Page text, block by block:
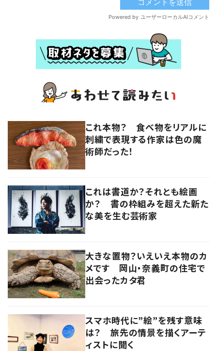
これ本物？ 食べ物をリアルに
刺繍で表現する作家は色の魔
術師だった！
これは書道か？それとも絵画
か？ 書の枠組みを超えた新た
な美を生む芸術家
大きな置物？いえいえ本物のカ
メです 岡山・奈義町の住宅で
出会ったカタ君
スマホ時代に”絵”を残す意味
は？ 旅先の情景を描くアーテ
ィストに聞く